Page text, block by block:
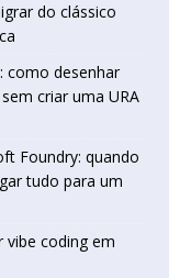
do clássico
como desenhar
criar uma URA
Foundry: quando
tudo para um
vibe coding em